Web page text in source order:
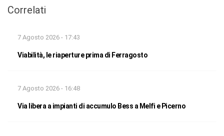
Correlati
7 Agosto 2026 - 17:43
Viabilità, le riaperture prima di Ferragosto
7 Agosto 2026 - 16:48
Via libera a impianti di accumulo Bess a Melfi e Picerno